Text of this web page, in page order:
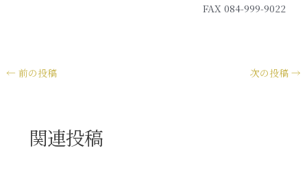
FAX 084-999-9022
← 前の投稿 次の投稿 →
関連投稿